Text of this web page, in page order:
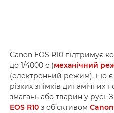
Canon EOS R10 підтримує
до 1/4000 с (механічний
(електронний режим), що є
різких знімків динамічних
змагань або тварин у русі.
EOS R10 з об’єктивом